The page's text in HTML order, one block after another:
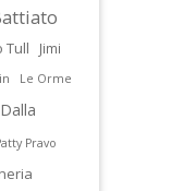
Tull
Jimi
Le Orme
Pravo